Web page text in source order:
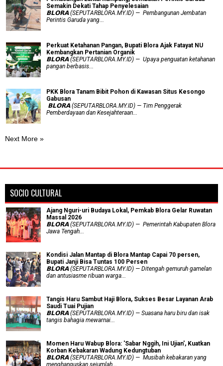
Semakin Dekati Tahap Penyelesaian
𝗕𝗟𝗢𝗥𝗔 (SEPUTARBLORA.MY.ID) — Pembangunan Jembatan
Perintis Garuda yang...
​Perkuat Ketahanan Pangan, Bupati Blora Ajak Fatayat NU
Kembangkan Pertanian Organik
𝗕𝗟𝗢𝗥𝗔 (SEPUTARBLORA.MY.ID) — Upaya penguatan ketahanan
pangan berbasis...
PKK Blora Tanam Bibit Pohon di Kawasan Situs Kesongo
Gabusan
‎ 𝗕𝗟𝗢𝗥𝗔 (SEPUTARBLORA.MY.ID) — Tim Penggerak
Pemberdayaan dan Kesejahteraan...
Next More »
SOCIO CULTURAL
Ajang Nguri-uri Budaya Lokal, Pemkab Blora Gelar Ruwatan
Massal 2026
𝗕𝗟𝗢𝗥𝗔 (SEPUTARBLORA.MY.ID) — Pemerintah Kabupaten Blora
Jawa Tengah...
Kondisi Jalan Mantap di Blora Mantap Capai 70 persen,
Bupati Janji Bisa Tuntas 100 Persen
𝗕𝗟𝗢𝗥𝗔 (SEPUTARBLORA.MY.ID) — Ditengah gemuruh gamelan
dan antusiasme ribuan warga...
Tangis Haru Sambut Haji Blora, Sukses Besar Layanan Arab
Saudi Tuai Pujian
𝗕𝗟𝗢𝗥𝗔 (SEPUTARBLORA.MY.ID) — Suasana haru biru dan isak
tangis bahagia mewarnai...
Momen Haru Wabup Blora: ​'Sabar Nggih, Ini Ujian', Kuatkan
Korban Kebakaran Wadung Kedungtuban
𝗕𝗟𝗢𝗥𝗔 (SEPUTARBLORA.MY.ID) — Musibah kebakaran yang
menghanguskan sejumlah...